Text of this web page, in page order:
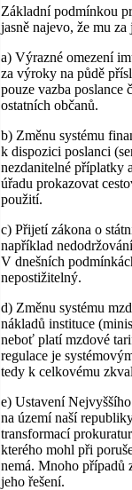
Základní podmínkou
jasně najevo, že mu
a) Výrazné omezení
za výroky na půdě
pouze vazba poslance
ostatních občanů.
b) Změnu systému
k dispozici poslanci
nezdanitelné příplatky
úřadu prokazovat
použití.
c) Přijetí zákona o
například
V dnešních
nepostižitelný.
d) Změnu systému
nákladů instituce
neboť platí mzdové
regulace je
tedy k celkovému
e) Ustavení
na území naší
transformací
kterého mohl při
nemá. Mnoho případů
jeho řešení.